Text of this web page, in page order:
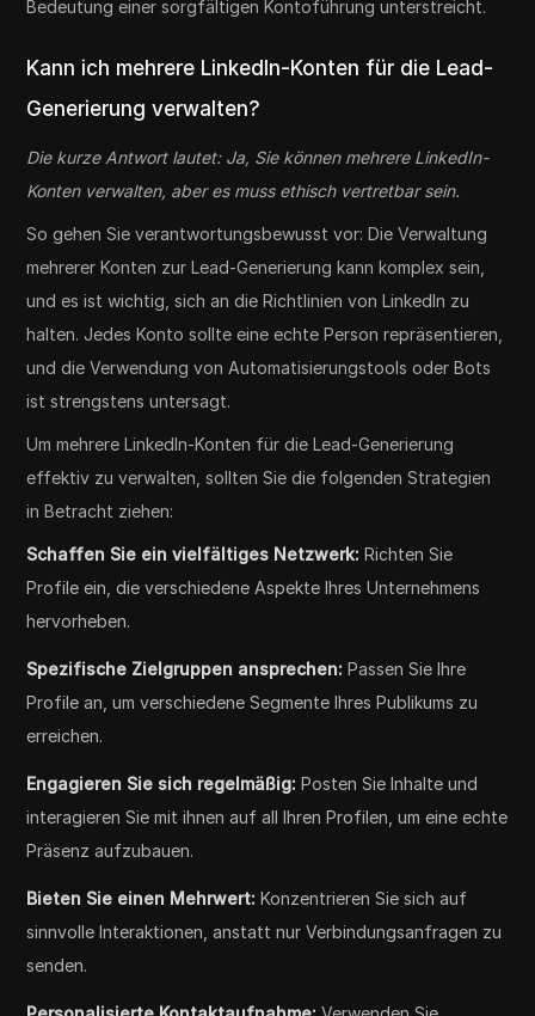
Bedeutung einer sorgfältigen Kontoführung unterstreicht.
Kann ich mehrere LinkedIn-Konten für die Lead-
Generierung verwalten?
Die kurze Antwort lautet: Ja, Sie können mehrere LinkedIn-
Konten verwalten, aber es muss ethisch vertretbar sein.
So gehen Sie verantwortungsbewusst vor: Die Verwaltung
mehrerer Konten zur Lead-Generierung kann komplex sein,
und es ist wichtig, sich an die Richtlinien von LinkedIn zu
halten. Jedes Konto sollte eine echte Person repräsentieren,
und die Verwendung von Automatisierungstools oder Bots
ist strengstens untersagt.
Um mehrere LinkedIn-Konten für die Lead-Generierung
effektiv zu verwalten, sollten Sie die folgenden Strategien
in Betracht ziehen:
Schaffen Sie ein vielfältiges Netzwerk:Richten Sie
Profile ein, die verschiedene Aspekte Ihres Unternehmens
hervorheben.
Spezifische Zielgruppen ansprechen:Passen Sie Ihre
Profile an, um verschiedene Segmente Ihres Publikums zu
erreichen.
Engagieren Sie sich regelmäßig: Posten Sie Inhalte und
interagieren Sie mit ihnen auf all Ihren Profilen, um eine echte
Präsenz aufzubauen.
Bieten Sie einen Mehrwert: Konzentrieren Sie sich auf
sinnvolle Interaktionen, anstatt nur Verbindungsanfragen zu
senden.